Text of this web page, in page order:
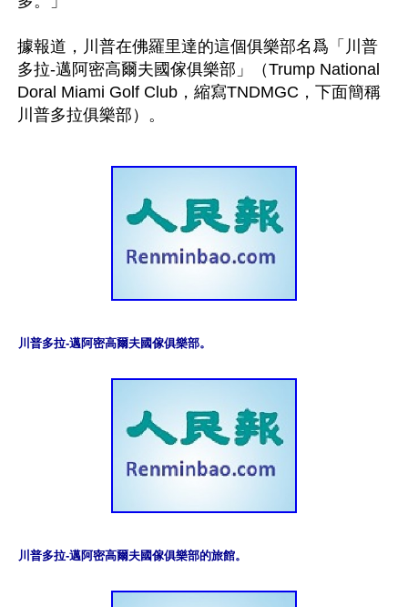
據報道，川普在佛羅里達的這個俱樂部名爲「川普
多拉-邁阿密高爾夫國傢俱樂部」（Trump National
Doral Miami Golf Club，縮寫TNDMGC，下面簡稱
川普多拉-邁阿密高爾夫國傢俱樂部。
川普多拉-邁阿密高爾夫國傢俱樂部的旅館。